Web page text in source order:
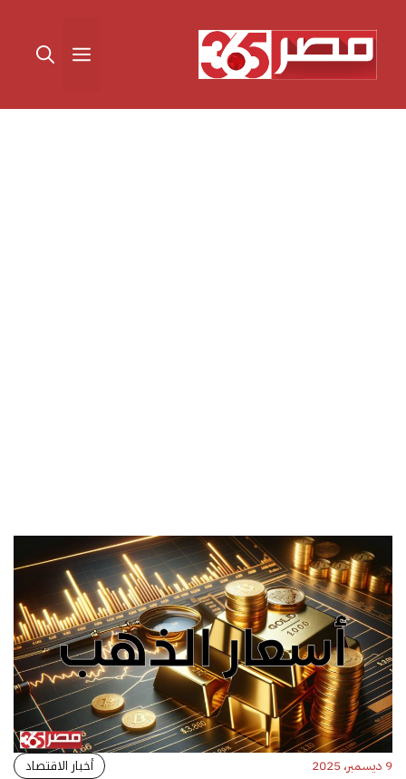
المحتوى القائمة
9 ديسمبر، 2025 أخبار الاقتصاد